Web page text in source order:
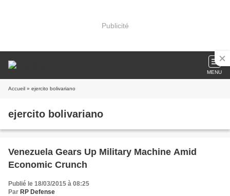
Publicité
MENU
Accueil » ejercito bolivariano
ejercito bolivariano
Venezuela Gears Up Military Machine Amid
Economic Crunch
Publié le 18/03/2015 à 08:25
Par RP Defense